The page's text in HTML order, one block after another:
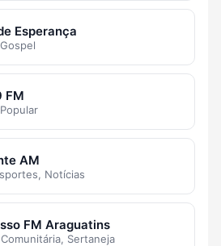
Esperança
Gospel
FM
Popular
AM
Notícias
FM Araguatins
Comunitária, Sertaneja